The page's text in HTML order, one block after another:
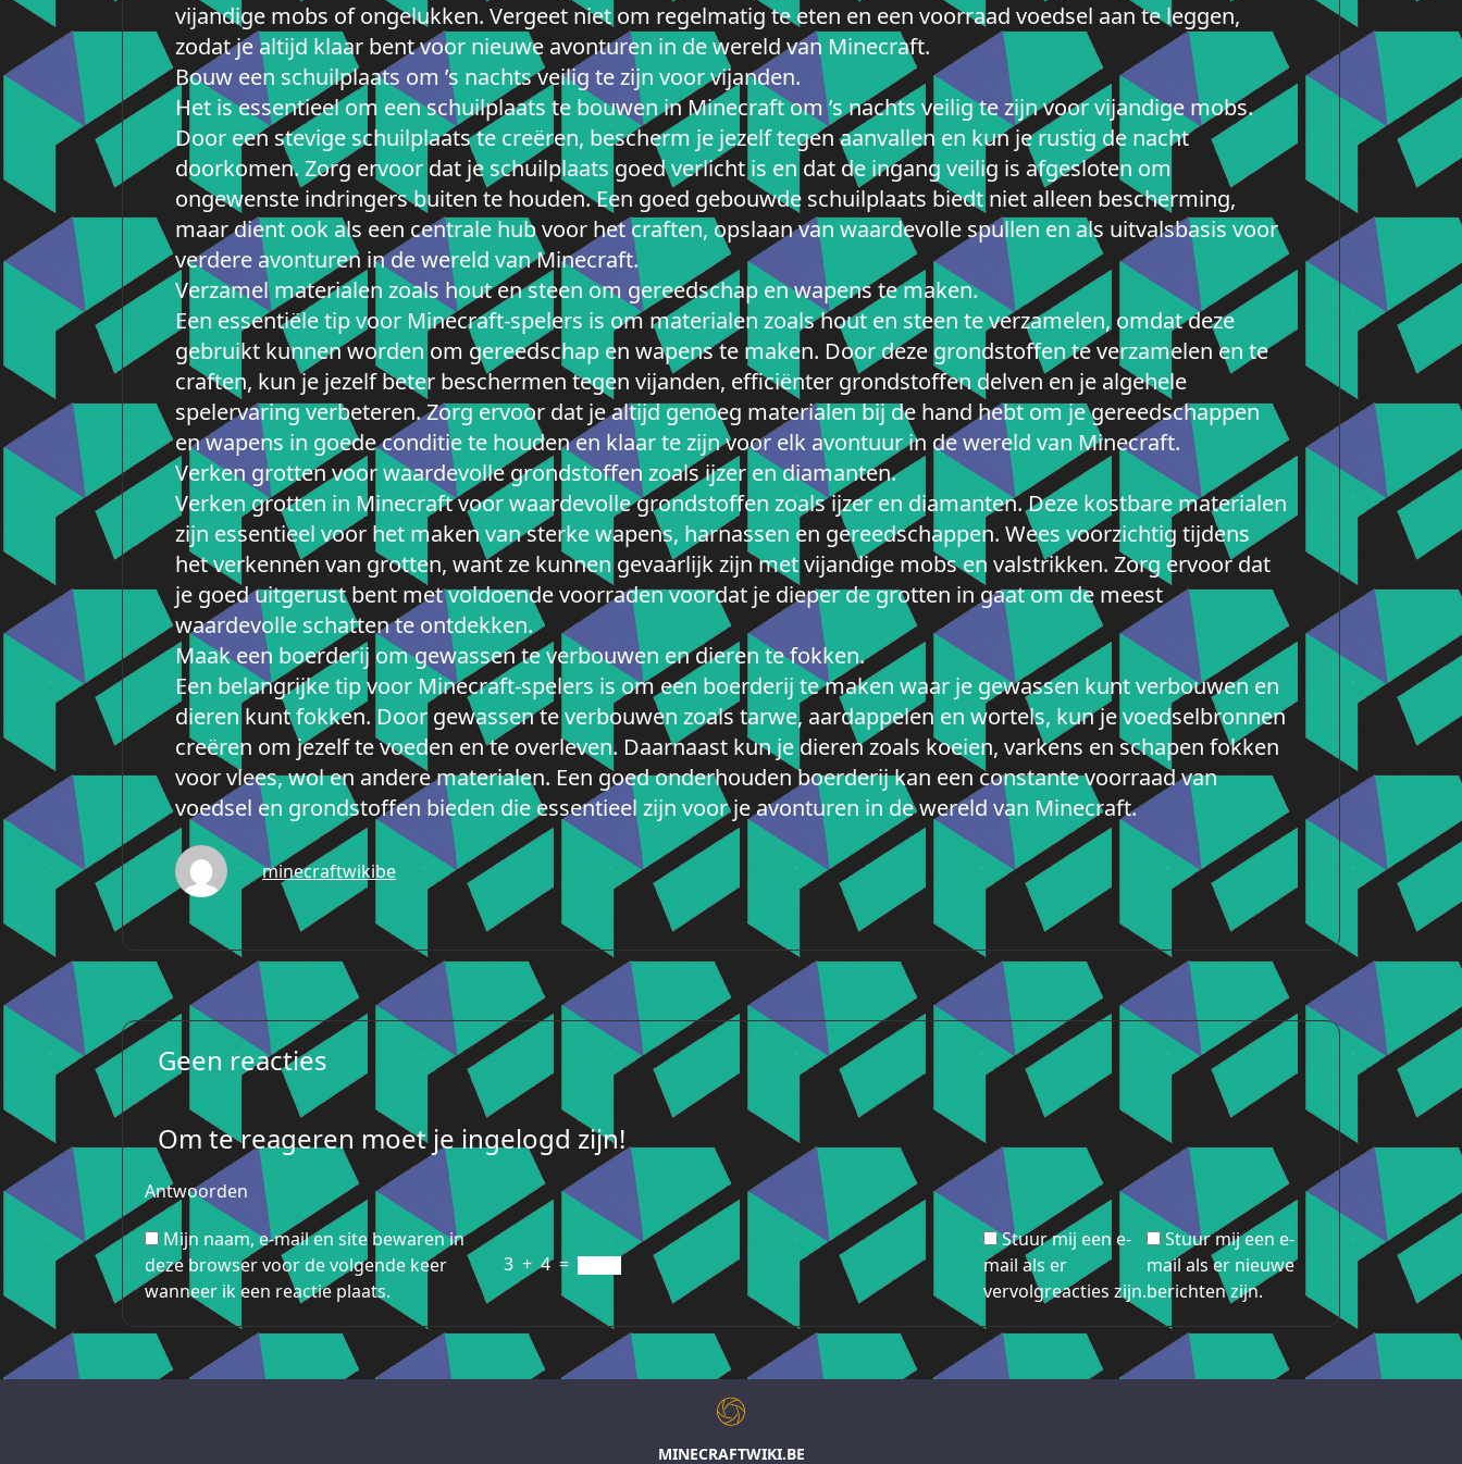
vijandige mobs of ongelukken. Vergeet niet om regelmatig te eten en een voorraad voedsel aan te leggen,
zodat je altijd klaar bent voor nieuwe avonturen in de wereld van Minecraft.
Bouw een schuilplaats om ’s nachts veilig te zijn voor vijanden.
Het is essentieel om een schuilplaats te bouwen in Minecraft om ’s nachts veilig te zijn voor vijandige mobs.
Door een stevige schuilplaats te creëren, bescherm je jezelf tegen aanvallen en kun je rustig de nacht
doorkomen. Zorg ervoor dat je schuilplaats goed verlicht is en dat de ingang veilig is afgesloten om
ongewenste indringers buiten te houden. Een goed gebouwde schuilplaats biedt niet alleen bescherming,
maar dient ook als een centrale hub voor het craften, opslaan van waardevolle spullen en als uitvalsbasis voor
verdere avonturen in de wereld van Minecraft.
Verzamel materialen zoals hout en steen om gereedschap en wapens te maken.
Een essentiële tip voor Minecraft-spelers is om materialen zoals hout en steen te verzamelen, omdat deze
gebruikt kunnen worden om gereedschap en wapens te maken. Door deze grondstoffen te verzamelen en te
craften, kun je jezelf beter beschermen tegen vijanden, efficiënter grondstoffen delven en je algehele
spelervaring verbeteren. Zorg ervoor dat je altijd genoeg materialen bij de hand hebt om je gereedschappen
en wapens in goede conditie te houden en klaar te zijn voor elk avontuur in de wereld van Minecraft.
Verken grotten voor waardevolle grondstoffen zoals ijzer en diamanten.
Verken grotten in Minecraft voor waardevolle grondstoffen zoals ijzer en diamanten. Deze kostbare materialen
zijn essentieel voor het maken van sterke wapens, harnassen en gereedschappen. Wees voorzichtig tijdens
het verkennen van grotten, want ze kunnen gevaarlijk zijn met vijandige mobs en valstrikken. Zorg ervoor dat
je goed uitgerust bent met voldoende voorraden voordat je dieper de grotten in gaat om de meest
waardevolle schatten te ontdekken.
Maak een boerderij om gewassen te verbouwen en dieren te fokken.
Een belangrijke tip voor Minecraft-spelers is om een boerderij te maken waar je gewassen kunt verbouwen en
dieren kunt fokken. Door gewassen te verbouwen zoals tarwe, aardappelen en wortels, kun je voedselbronnen
creëren om jezelf te voeden en te overleven. Daarnaast kun je dieren zoals koeien, varkens en schapen fokken
voor vlees, wol en andere materialen. Een goed onderhouden boerderij kan een constante voorraad van
voedsel en grondstoffen bieden die essentieel zijn voor je avonturen in de wereld van Minecraft.
minecraftwikibe
Geen reacties
Om te reageren moet je ingelogd zijn!
Antwoorden
Mijn naam, e-mail en site bewaren in
deze browser voor de volgende keer
wanneer ik een reactie plaats.
3 + 4 =
Stuur mij een e-
mail als er
vervolgreacties zijn.
Stuur mij een e-
mail als er nieuwe
berichten zijn.
MINECRAFTWIKI.BE